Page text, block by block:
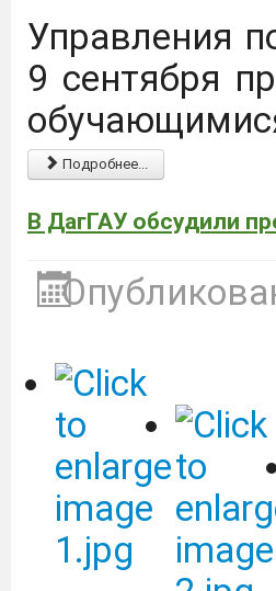
С 01.09.25
доступ к
Цифровые
Управления
9 сентября
Подробнее...
В ДагГАУ обсудили